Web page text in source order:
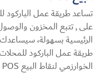
تساعد طريقة عمل الباركود
على , تتبع المخزون
الرئيسية بسهولة،
طريقة عمل الباركود
الخوارزمي لنقاط البيع POS